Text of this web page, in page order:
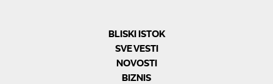
BLISKI ISTOK
SVE VESTI
NOVOSTI
BIZNIS